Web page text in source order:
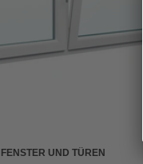
UND TÜREN